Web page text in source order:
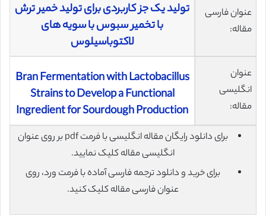
عنوان فارسی
مقاله:
تولید یک جز کاربردی برای تولید خمیر ترش
با تخمیر سبوس با سویه های
لاکتوباسیلوس
عنوان
انگلیسی
مقاله:
Bran Fermentation with Lactobacillus
Strains to Develop a Functional
Ingredient for Sourdough Production
برای دانلود رایگان مقاله انگلیسی با فرمت pdf بر روی عنوان
انگلیسی مقاله کلیک نمایید.
برای خرید و دانلود ترجمه فارسی آماده با فرمت ورد، روی
عنوان فارسی مقاله کلیک کنید.